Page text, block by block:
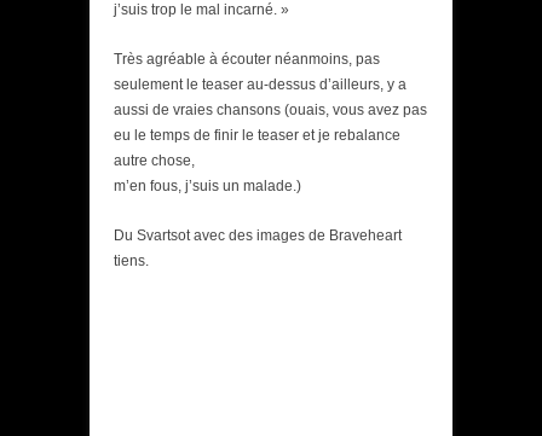
j’suis trop le mal incarné. »
Très agréable à écouter néanmoins, pas
seulement le teaser au-dessus d’ailleurs, y a
aussi de vraies chansons (ouais, vous avez pas
eu le temps de finir le teaser et je rebalance
autre chose,
m’en fous, j’suis un malade.)
Du Svartsot avec des images de Braveheart
tiens.